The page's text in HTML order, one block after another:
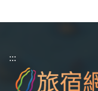
:::